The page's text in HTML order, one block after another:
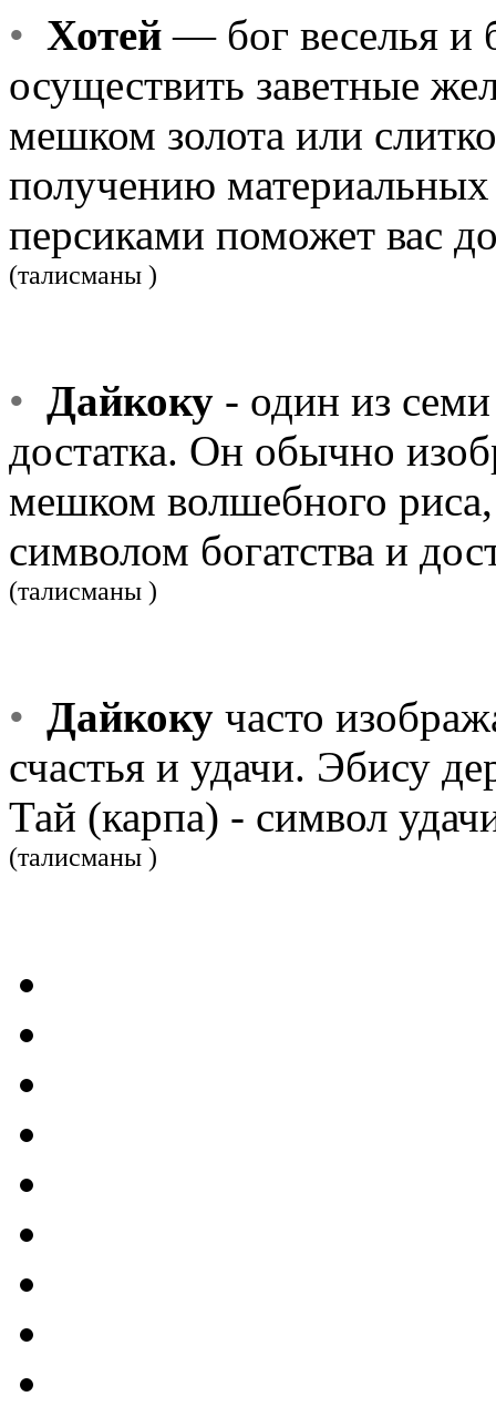
• Хотей — бог веселья и
осуществить заветные
мешком золота или
получению материальных
персиками поможет вас
(талисманы )
• Дайкоку - один из семи
достатка. Он обычно
мешком волшебного
символом богатства и
(талисманы )
• Дайкоку часто
счастья и удачи. Эбису
Тай (карпа) - символ
(талисманы )